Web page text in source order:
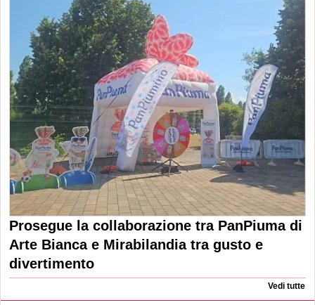
Prosegue la collaborazione tra PanPiuma di
Arte Bianca e Mirabilandia tra gusto e
divertimento
Vedi tutte